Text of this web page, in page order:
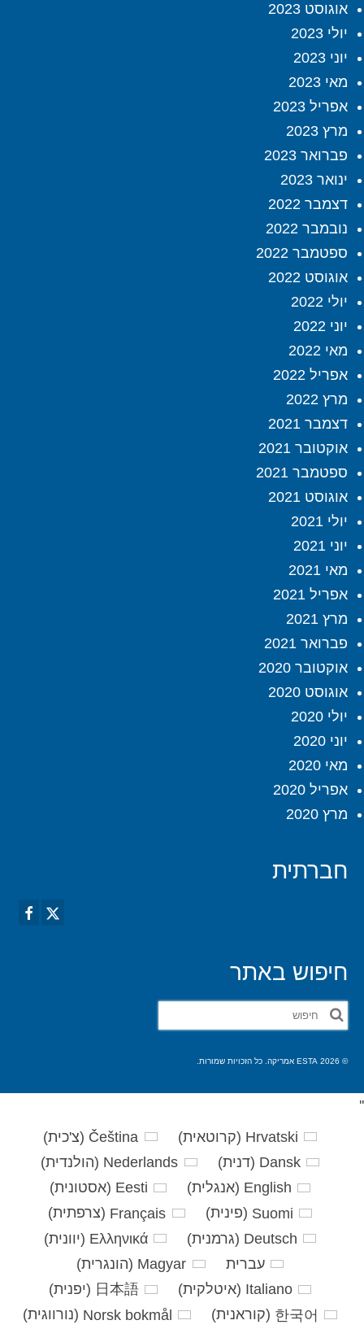
אוגוסט 2023
יולי 2023
יוני 2023
מאי 2023
אפריל 2023
מרץ 2023
פברואר 2023
ינואר 2023
דצמבר 2022
נובמבר 2022
ספטמבר 2022
אוגוסט 2022
יולי 2022
יוני 2022
מאי 2022
אפריל 2022
מרץ 2022
דצמבר 2021
אוקטובר 2021
ספטמבר 2021
אוגוסט 2021
יולי 2021
יוני 2021
מאי 2021
אפריל 2021
מרץ 2021
פברואר 2021
אוקטובר 2020
אוגוסט 2020
יולי 2020
יוני 2020
מאי 2020
אפריל 2020
מרץ 2020
חברתית
חיפוש באתר
חפש
את:
© 2026 ESTA אמריקה. כל הזכויות שמורות.
'
'
Hrvatski
(קרוטאית)
Čeština
(צ'כית)
Dansk
(דנית)
Nederlands
(הולנדית)
English
(אנגלית)
Eesti
(אסטונית)
Suomi
(פינית)
Français
(צרפתית)
Deutsch
(גרמנית)
Ελληνικά
(יוונית)
עברית
Magyar
(הונגרית)
Italiano
(איטלקית)
日本語
(יפנית)
한국어
(קוראנית)
Norsk bokmål
(נורווגית)